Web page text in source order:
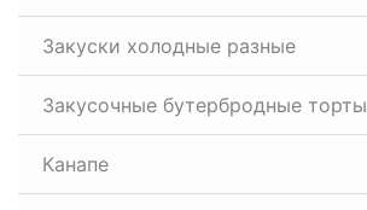
Закуски холодные разные
Закусочные бутербродные торты
Канапе